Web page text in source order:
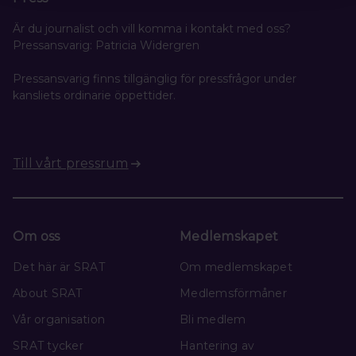
Är du journalist och vill komma i kontakt med oss?
Pressansvarig: Patricia Widergren
Pressansvarig finns tillgänglig för pressfrågor under
kansliets ordinarie öppettider.
Till vårt pressrum
Om oss
Det här är SRAT
About SRAT
Vår organisation
SRAT tycker
Medlemskapet
Om medlemskapet
Medlemsförmåner
Bli medlem
Hantering av